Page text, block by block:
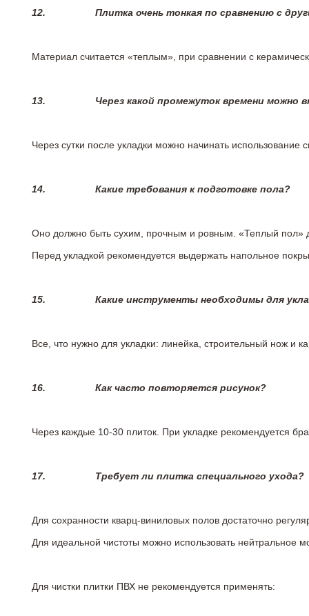
12. Плитка очень тонкая по сравнению с
Материал считается «теплым», при сравнении с
13. Через какой промежуток времени можно
Через сутки после укладки можно начинать
14. Какие требования к подготовке пола?
Оно должно быть сухим, прочным и ровным. «Теплый пол»
Перед укладкой рекомендуется выдержать напольное
15. Какие инструменты необходимы для
Все, что нужно для укладки: линейка, строительный нож и
16. Как часто повторяется рисунок?
Через каждые 10-30 плиток. При укладке рекомендуется
17. Требует ли плитка специального ухода?
Для сохранности кварц-виниловых полов достаточно
Для идеальной чистоты можно использовать
Для чистки плитки ПВХ не рекомендуется применять: